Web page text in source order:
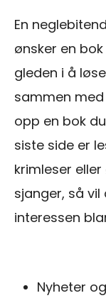
En
ønsker en
gleden i å
sammen med
opp en bok
siste side er
krimleser
sjanger, så vil
interessen
Nyheter